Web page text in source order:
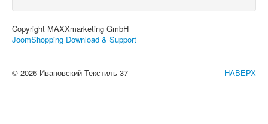
Copyright MAXXmarketing GmbH
JoomShopping Download & Support
НАВЕРХ
© 2026 Ивановский Текстиль 37